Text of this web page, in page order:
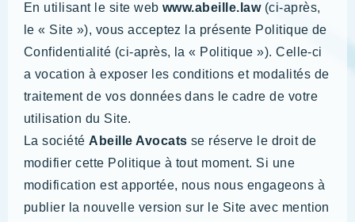
En utilisant le site web www.abeille.law(ci-après,
le « Site »), vous acceptez la présente Politique de
Confidentialité (ci-après, la « Politique »). Celle-ci
a vocation à exposer les conditions et modalités de
traitement de vos données dans le cadre de votre
utilisation du Site.
La société Abeille Avocats se réserve le droit de
modifier cette Politique à tout moment. Si une
modification est apportée, nous nous engageons à
publier la nouvelle version sur le Site avec mention